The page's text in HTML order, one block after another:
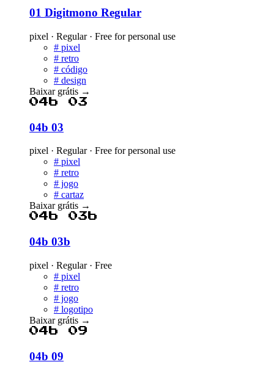
01 Digitmono Regular
pixel · Regular · Free for personal use
# pixel
# retro
# código
# design
Baixar grátis →
04b 03
04b 03
pixel · Regular · Free for personal use
# pixel
# retro
# jogo
# cartaz
Baixar grátis →
04b 03b
04b 03b
pixel · Regular · Free
# pixel
# retro
# jogo
# logotipo
Baixar grátis →
04b 09
04b 09